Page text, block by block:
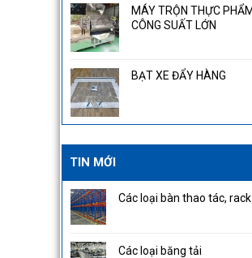
MÁY TRỘN THỰC PHẨM
CÔNG SUẤT LỚN
BẠT XE ĐẨY HÀNG
TIN MỚI
Các loại bàn thao tác, rack
Các loại băng tải